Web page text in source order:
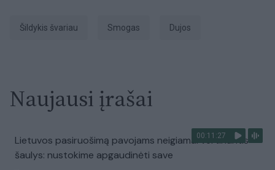
Šildykis švariau smogas Dujos
Naujausi įrašai
00:11:27
Lietuvos pasiruošimą pavojams neigiamai vertinantis
šaulys: nustokime apgaudinėti save